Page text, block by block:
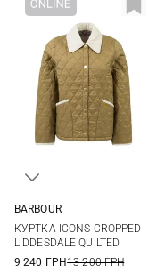
BARBOUR
КУРТКА ICONS CROPPED
LIDDESDALE QUILTED
9 240 ГРН13 200 ГРН